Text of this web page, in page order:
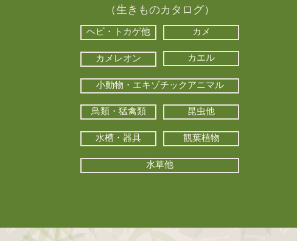
（生きものカタログ）
ヘビ・トカゲ他 カメ
カメレオン カエル
小動物・エキゾチックアニマル
鳥類・猛禽類 昆虫他
水槽・器具 観葉植物
水草他